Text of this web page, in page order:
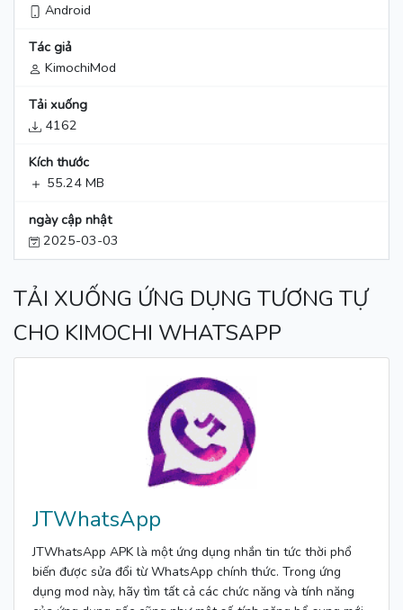
Android
Tác giả
KimochiMod
Tải xuống
4162
Kích thước
55.24 MB
ngày cập nhật
2025-03-03
TẢI XUỐNG ỨNG DỤNG TƯƠNG TỰ
CHO KIMOCHI WHATSAPP
JTWhatsApp
JTWhatsApp APK là một ứng dụng nhắn tin tức thời phổ
biến được sửa đổi từ WhatsApp chính thức. Trong ứng
dụng mod này, hãy tìm tất cả các chức năng và tính năng